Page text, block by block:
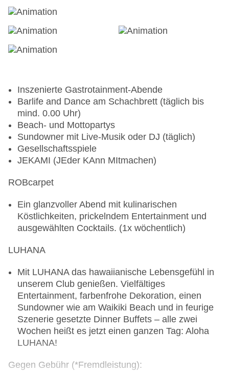
Tauchausbildung nach PADI Standards
Discover Scuba Diving Programm
Open Water Diver
Advanced Open Water Diver
Stress & Rescue
Speciality Diver
Nitrox-Tauchgänge (Brevet erforderlich) und
Nitrox-Kurse
Regelmäßige Bootsfahrten zu Tauchspots
Erste Hilfe und HWL Kurs
Mindestvoraussetzung zur Teilnahme an
Tauchkursen:
Ärztliches Tauchtauglichkeitszeugnis
SSI/PADI Open Water Diver, CMAS oder
24 Stunden vor einem Flugtransfer dürfen keine
Tauchgänge erfolgen
Katamaransegeln
Ausstattung:
1 Katamaran (Marke: TOPCAT K1)
Gegen Gebühr (Preise auf Anfrage vor Ort):
Inszenierte Gastrotainment-Abende
Barlife and Dance am Schachbrett (täglich bis
mind. 0.00 Uhr)
Beach- und Mottopartys
Sundowner mit Live-Musik oder DJ (täglich)
Gesellschaftsspiele
JEKAMI (JEder KAnn MItmachen)
ROBcarpet
Ein glanzvoller Abend mit kulinarischen
Köstlichkeiten, prickelndem Entertainment und
ausgewählten Cocktails. (1x wöchentlich)
LUHANA
Mit LUHANA das hawaiianische Lebensgefühl in
unserem Club genießen. Vielfältiges
Entertainment, farbenfrohe Dekoration, einen
Sundowner wie am Waikiki Beach und in feurige
Szenerie gesetzte Dinner Buffets – alle zwei
Wochen heißt es jetzt einen ganzen Tag: Aloha
LUHANA!
Gegen Gebühr (*Fremdleistung):